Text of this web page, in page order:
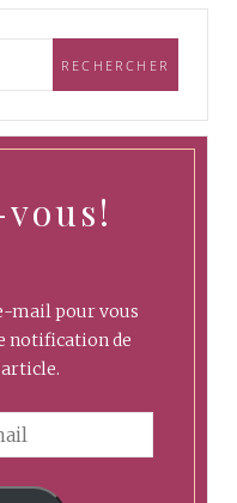
mail pour vous
notification de